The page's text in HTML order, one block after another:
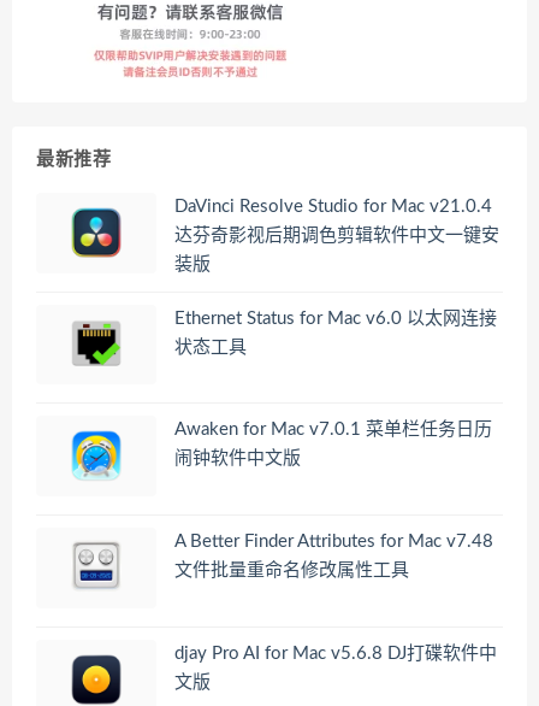
最新推荐
DaVinci Resolve Studio for Mac v21.0.4
达芬奇影视后期调色剪辑软件中文一键安
装版
Ethernet Status for Mac v6.0 以太网连接
状态工具
Awaken for Mac v7.0.1 菜单栏任务日历
闹钟软件中文版
A Better Finder Attributes for Mac v7.48
文件批量重命名修改属性工具
djay Pro AI for Mac v5.6.8 DJ打碟软件中
文版